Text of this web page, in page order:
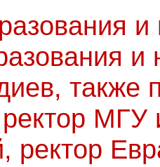
и
также
ректор